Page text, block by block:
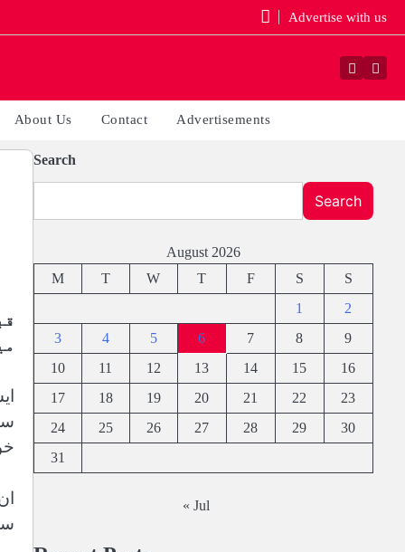
Advertise with us
Facebook
About Us Contact Advertisements
Search
Search
August 2026
M
T W T F S
S
1
2
3
4 5 6 7 8
9
10
11 12 13 14 15
16
17
18 19 20 21 22
23
24
25 26 27 28 29
30
31
« Jul